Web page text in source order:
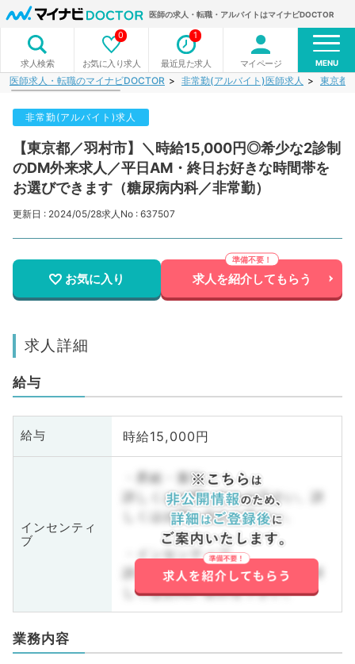
医師の求人・転職・アルバイトはマイナビDOCTOR
求人検索 お気に入り求人
0
最近見た求人
1
マイページ MENU
医師求人・転職のマイナビDOCTOR 非常勤(アルバイト)医師求人 東京都
非常勤(アルバイト)求人
【東京都／羽村市】＼時給15,000円◎希少な2診制
のDM外来求人／平日AM・終日お好きな時間帯を
お選びできます（糖尿病内科／非常勤）
更新日 : 2024/05/28求人No : 637507
お気に入り 求人を紹介してもらう
求人詳細
給与
給与 時給15,000円
インセンティ
ブ
・昇給・賞与
詳しくはお問い合わせ下さい。詳
しくはお問い合わせ下さい。
・インセンティブ
詳しくはお問い合わせ下さい。詳
しくはお問い合わせ下さい。
業務内容